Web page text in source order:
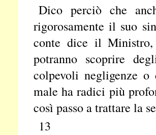
Dico perciò che
rigorosamente il suo
conte dice il
potranno scoprire
colpevoli negligenze
male ha radici più
così passo a trattare la
13